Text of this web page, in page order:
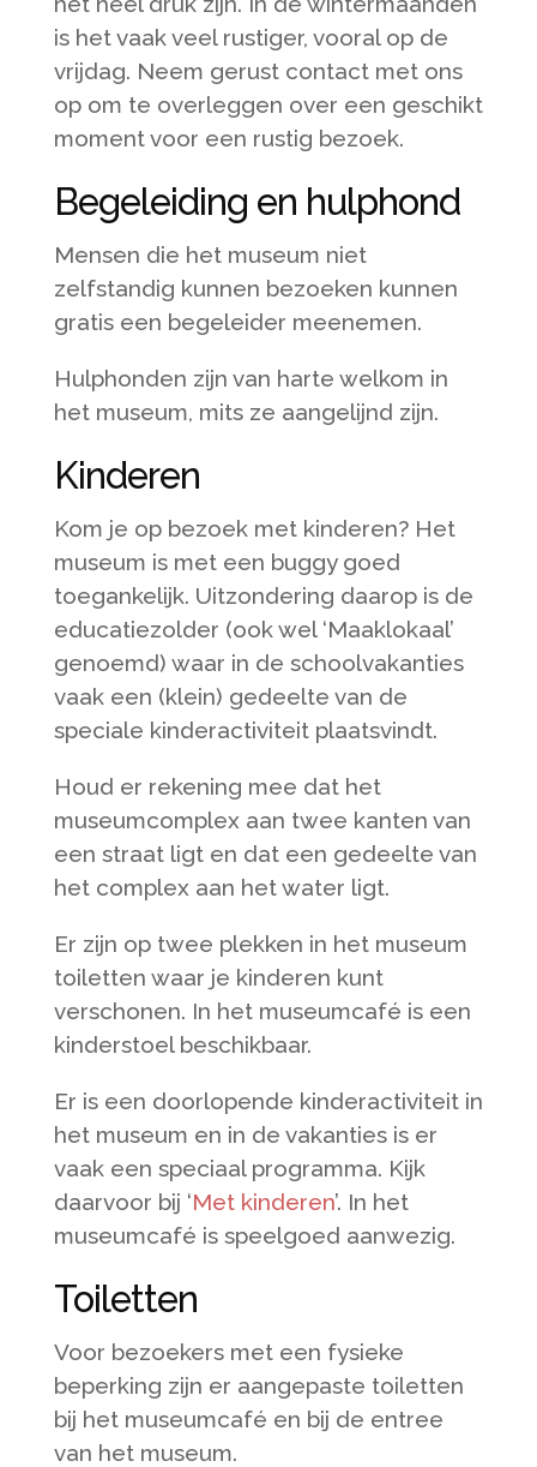
is het vaak veel rustiger, vooral op de
vrijdag. Neem gerust contact met ons
op om te overleggen over een geschikt
moment voor een rustig bezoek.
Begeleiding en hulphond
Mensen die het museum niet
zelfstandig kunnen bezoeken kunnen
gratis een begeleider meenemen.
Hulphonden zijn van harte welkom in
het museum, mits ze aangelijnd zijn.
Kinderen
Kom je op bezoek met kinderen? Het
museum is met een buggy goed
toegankelijk. Uitzondering daarop is de
educatiezolder (ook wel ‘Maaklokaal’
genoemd) waar in de schoolvakanties
vaak een (klein) gedeelte van de
speciale kinderactiviteit plaatsvindt.
Houd er rekening mee dat het
museumcomplex aan twee kanten van
een straat ligt en dat een gedeelte van
het complex aan het water ligt.
Er zijn op twee plekken in het museum
toiletten waar je kinderen kunt
verschonen. In het museumcafé is een
kinderstoel beschikbaar.
Er is een doorlopende kinderactiviteit in
het museum en in de vakanties is er
vaak een speciaal programma. Kijk
daarvoor bij ‘Met kinderen’. In het
museumcafé is speelgoed aanwezig.
Toiletten
Voor bezoekers met een fysieke
beperking zijn er aangepaste toiletten
bij het museumcafé en bij de entree
van het museum.